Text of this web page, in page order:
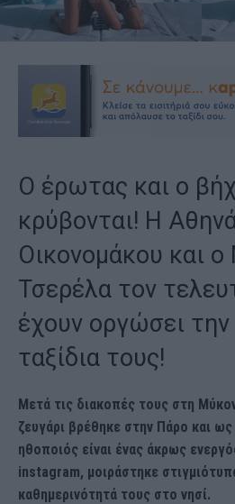
Ο έρωτας και ο
κρύβονται! Η
Οικονομάκου και
Τσερέλα τον
έχουν οργώσει
ταξίδια τους!
Μετά τις διακοπές τους στη
ζευγάρι βρέθηκε στην Πάρο και
ηθοποιός είναι ένας άκρως
instagram, μοιράστηκε
καθημερινότητά τους στο νησί.